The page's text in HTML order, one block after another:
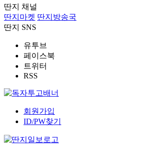
딴지 채널
딴지마켓 딴지방송국
딴지 SNS
유투브
페이스북
트위터
RSS
회원가입
ID/PW찾기